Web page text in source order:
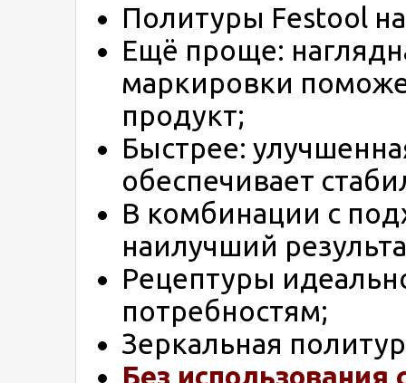
Политуры Festool
Ещё проще:
маркировки
продукт;
Быстрее:
обеспечивает
В комбинации с
наилучший
Рецептуры
потребностям;
Зеркальная
Без использования